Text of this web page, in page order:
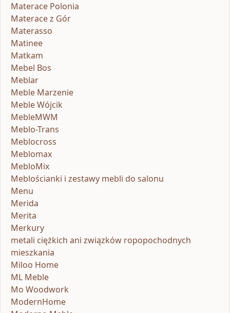
Materace Polonia
Materace z Gór
Materasso
Matinee
Matkam
Mebel Bos
Meblar
Meble Marzenie
Meble Wójcik
MebleMWM
Meblo-Trans
Meblocross
Meblomax
MebloMix
Meblościanki i zestawy mebli do salonu
Menu
Merida
Merita
Merkury
metali ciężkich ani związków ropopochodnych
mieszkania
Miloo Home
ML Meble
Mo Woodwork
ModernHome